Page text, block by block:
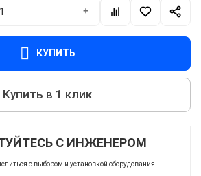
+
КУПИТЬ
Купить в 1 клик
С ИНЖЕНЕРОМ
с выбором и установкой оборудования